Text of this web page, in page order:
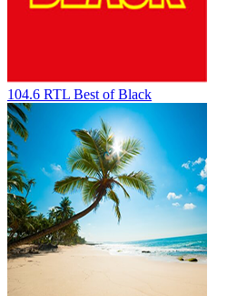
104.6 RTL Best of Black